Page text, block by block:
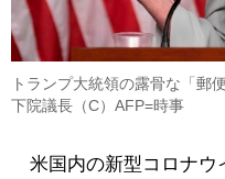
トランプ大統領の露骨な「郵
下院議長（C）AFP=時事
米国内の新型コロナウ